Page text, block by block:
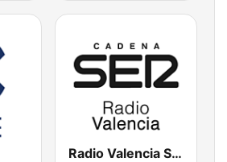
Radio Valencia SER